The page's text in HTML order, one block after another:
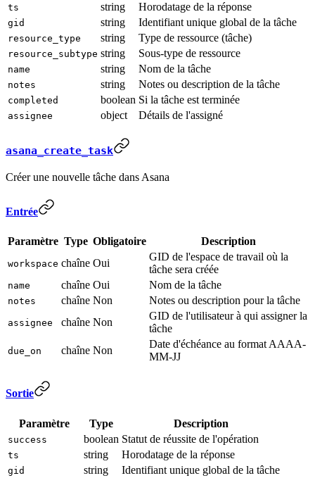
ts string Horodatage de la réponse
gid string Identifiant unique global de la tâche
resource_type string Type de ressource (tâche)
resource_subtype string Sous-type de ressource
name string Nom de la tâche
notes string Notes ou description de la tâche
completed boolean Si la tâche est terminée
assignee object Détails de l'assigné
asana_create_task
Créer une nouvelle tâche dans Asana
Entrée
Paramètre Type Obligatoire Description
workspace chaîne Oui
GID de l'espace de travail où la
tâche sera créée
name chaîne Oui Nom de la tâche
notes chaîne Non Notes ou description pour la tâche
assignee chaîne Non
GID de l'utilisateur à qui assigner la
tâche
due_on chaîne Non
Date d'échéance au format AAAA-
MM-JJ
Sortie
Paramètre Type Description
success boolean Statut de réussite de l'opération
ts string Horodatage de la réponse
gid string Identifiant unique global de la tâche